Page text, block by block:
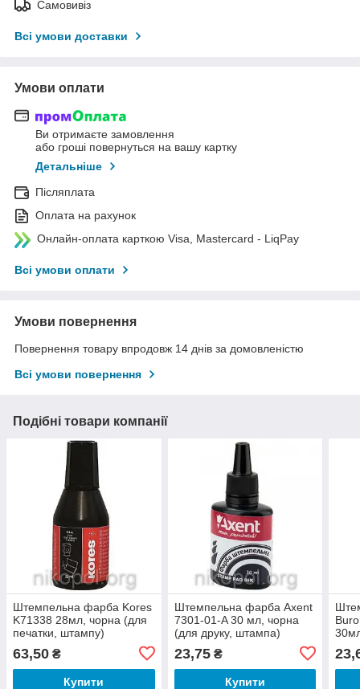
Самовивіз
Всі умови доставки
Умови оплати
Ви отримаєте замовлення
або гроші повернуться на вашу картку
Детальніше
Післяплата
Оплата на рахунок
Онлайн-оплата карткою Visa, Mastercard - LiqPay
Всі умови оплати
Умови повернення
Повернення товару впродовж 14 днів за домовленістю
Всі умови повернення
Подібні товари компанії
Штемпельна фарба Kores
K71338 28мл, чорна (для
печатки, штампу)
63,50 ₴
Купити
Штемпельна фарба Axent
7301-01-A 30 мл, чорна
(для друку, штампа)
23,75₴
Купити